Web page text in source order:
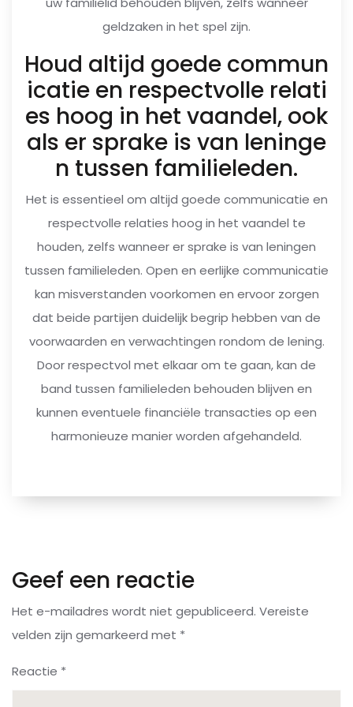
geldzaken in het spel zijn.
Houd altijd goede commun
icatie en respectvolle relati
es hoog in het vaandel, ook
als er sprake is van leninge
n tussen familieleden.
Het is essentieel om altijd goede communicatie en
respectvolle relaties hoog in het vaandel te
houden, zelfs wanneer er sprake is van leningen
tussen familieleden. Open en eerlijke communicatie
kan misverstanden voorkomen en ervoor zorgen
dat beide partijen duidelijk begrip hebben van de
voorwaarden en verwachtingen rondom de lening.
Door respectvol met elkaar om te gaan, kan de
band tussen familieleden behouden blijven en
kunnen eventuele financiële transacties op een
harmonieuze manier worden afgehandeld.
Geef een reactie
Het e-mailadres wordt niet gepubliceerd. Vereiste
velden zijn gemarkeerd met *
Reactie *